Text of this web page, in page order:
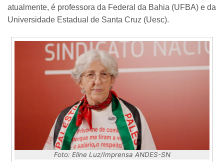
atualmente, é professora da Federal da Bahia (UFBA) e da
Universidade Estadual de Santa Cruz (Uesc).
Foto: Eline Luz/Imprensa ANDES-SN